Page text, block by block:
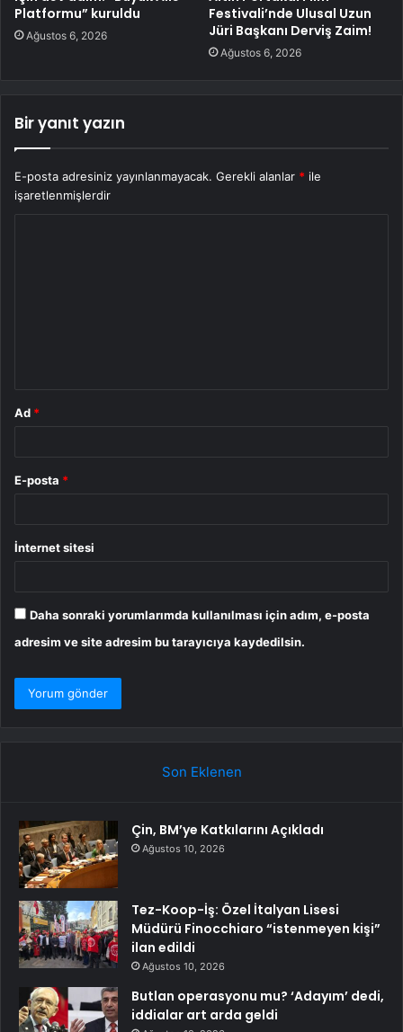
Platformu” kuruldu
Ağustos 6, 2026
Festivali’nde Ulusal Uzun
Jüri Başkanı Derviş Zaim!
Ağustos 6, 2026
Bir yanıt yazın
E-posta adresiniz yayınlanmayacak. Gerekli alanlar * ile
işaretlenmişlerdir
Ad *
E-posta *
İnternet sitesi
Daha sonraki yorumlarımda kullanılması için adım, e-posta
adresim ve site adresim bu tarayıcıya kaydedilsin.
Son Eklenen
Çin, BM’ye Katkılarını Açıkladı
Ağustos 10, 2026
Tez-Koop-İş: Özel İtalyan Lisesi
Müdürü Finocchiaro “istenmeyen kişi”
ilan edildi
Ağustos 10, 2026
Butlan operasyonu mu? ‘Adayım’ dedi,
iddialar art arda geldi